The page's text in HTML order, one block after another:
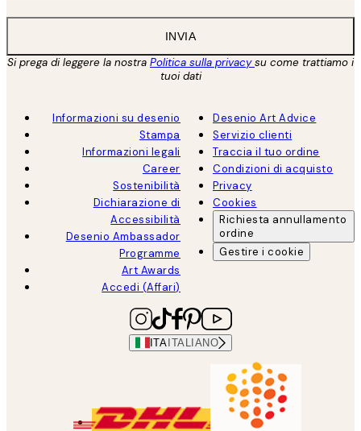
INVIA
Si prega di leggere la nostra Politica sulla privacysu come trattiamo i
tuoi dati
Informazioni su desenio
Stampa
Informazioni legali
Career
Sostenibilità
Dichiarazione di
Accessibilità
Desenio Ambassador
Programme
Art Awards
Accedi (Affari)
Desenio Art Advice
Servizio clienti
Traccia il tuo ordine
Condizioni di acquisto
Privacy
Cookies
Richiesta annullamento
ordine
Gestire i cookie
ITA ITALIANO